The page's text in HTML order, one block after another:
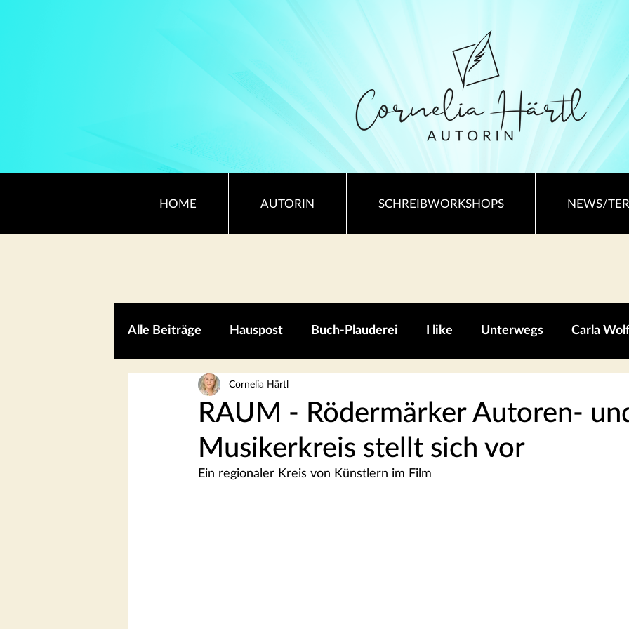
HOME AUTORIN SCHREIBWORKSHOPS NEWS/
Alle Beiträge Hauspost Buch-Plauderei I like Unterwegs Carla Wolf
Kaffeepause mit ...
RAUM - Rödermärker Autoren-
Musikerkreis stellt sich vor
Cornelia Härtl
Ein regionaler Kreis von Künstlern im Film